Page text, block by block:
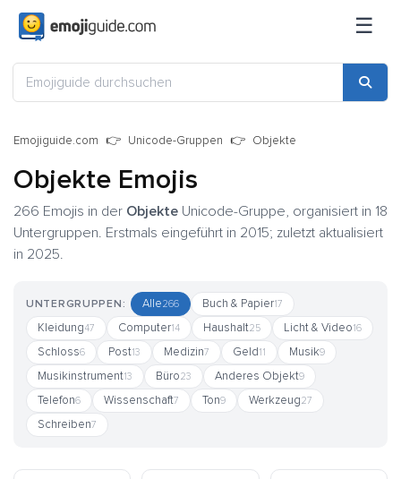
☰
Emojiguide.com Unicode-Gruppen Objekte
Objekte Emojis
266 Emojis in der Objekte Unicode-Gruppe, organisiert in 18
Untergruppen. Erstmals eingeführt in 2015; zuletzt aktualisiert
in 2025.
UNTERGRUPPEN: Alle266 Buch & Papier17
Kleidung47 Computer14 Haushalt25 Licht & Video16
Schloss6 Post13 Medizin7 Geld11 Musik9
Musikinstrument13 Büro23 Anderes Objekt9
Telefon6 Wissenschaft7 Ton9 Werkzeug27
Schreiben7